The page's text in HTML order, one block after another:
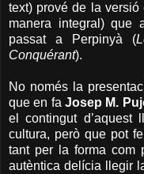
text) prové de la
manera integral) que
passat a Perpinyà (
Conquérant).
No només la
que en faJosep M.
el contingut d’aquest
cultura, però que pot
tant per la forma com
autèntica delícia llegir